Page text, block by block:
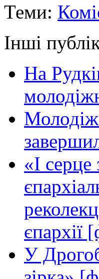
Теми:
Інші
На
«І серце
єпархії
У